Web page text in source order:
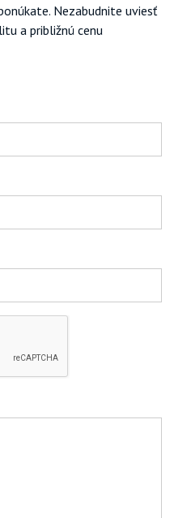
Nezabudnite uviesť
a približnú cenu